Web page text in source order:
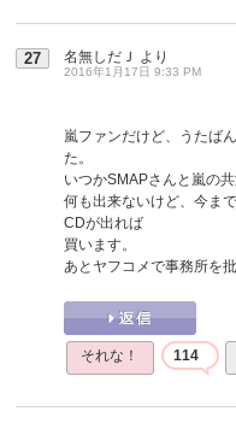
27 名無しだＪ より
2016年1月17日 9:33 PM
嵐ファンだけど、うたば
た。
いつかSMAPさんと嵐の
何も出来ないけど、今ま
CDが出れば
買います。
あとヤフコメで事務所を
それな！ 114